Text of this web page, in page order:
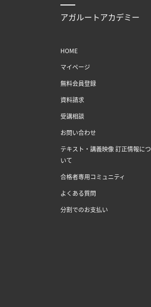
アガルートアカデミー
HOME
マイページ
無料会員登録
資料請求
受講相談
お問い合わせ
テキスト・講義映像 訂正情報につ
いて
合格者専用コミュニティ
よくある質問
分割でのお支払い